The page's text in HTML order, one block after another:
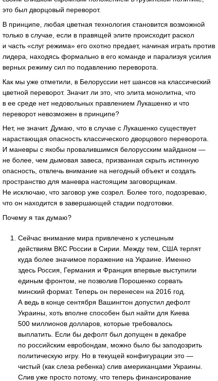
это был дворцовый переворот.
В принципе, любая цветная технология становится возможной
только в случае, если в правящей элите происходит раскол
и часть «слуг режима» его охотно предает, начиная играть против
лидера, находясь формально в его команде и парализуя усилия
верных режиму сил по подавлению переворота.
Как мы уже отметили, в Белоруссии нет шансов на классический
цветной переворот. Значит ли это, что элита монолитна, что
в ее среде нет недовольных правлением Лукашенко и что
переворот невозможен в принципе?
Нет, не значит. Думаю, что в случае с Лукашенко существует
нарастающая опасность классического дворцового переворота.
И маневры с якобы провалившимся белорусским майданом —
не более, чем дымовая завеса, призванная скрыть истинную
опасность, отвлечь внимание на негодный объект и создать
пространство для маневра настоящим заговорщикам.
Не исключаю, что заговор уже созрел. Более того, подозреваю,
что он находится в завершающей стадии подготовки.
Почему я так думаю?
Сейчас внимание мира привлечено к успешным
действиям ВКС России в Сирии. Между тем, США терпят
куда более значимое поражение на Украине. Именно
здесь Россия, Германия и Франция впервые выступили
единым фронтом, не позволив Порошенко сорвать
минский формат. Теперь он перенесен на 2016 год.
А ведь в конце сентября Вашингтон допустил дефолт
Украины, хоть вполне способен был найти для Киева
500 миллионов долларов, которые требовалось
выплатить. Если бы дефолт был допущен в декабре
по российским евробондам, можно было бы заподозрить
политическую игру. Но в текущей конфигурации это —
чистый (как слеза ребенка) слив американцами Украины.
Слив уже просто потому, что теперь финансирование